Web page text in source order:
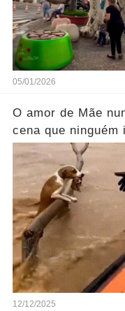
05/01/2026
O amor de Mãe
cena que
mais!
12/12/2025